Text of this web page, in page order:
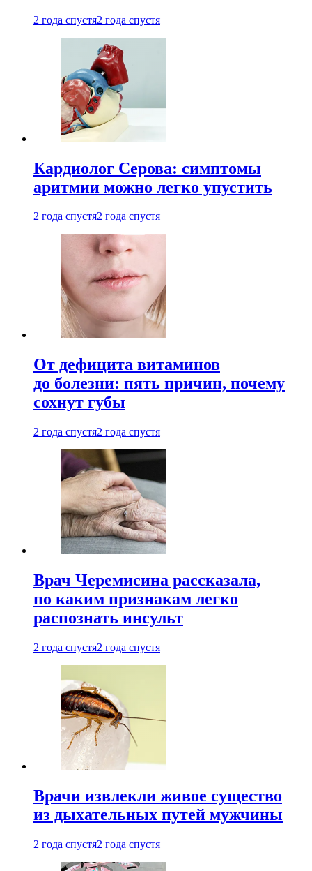
2 года спустя2 года спустя
Кардиолог Серова: симптомы
аритмии можно легко упустить
2 года спустя2 года спустя
От дефицита витаминов
до болезни: пять причин, почему
сохнут губы
2 года спустя2 года спустя
Врач Черемисина рассказала,
по каким признакам легко
распознать инсульт
2 года спустя2 года спустя
Врачи извлекли живое существо
из дыхательных путей мужчины
2 года спустя2 года спустя